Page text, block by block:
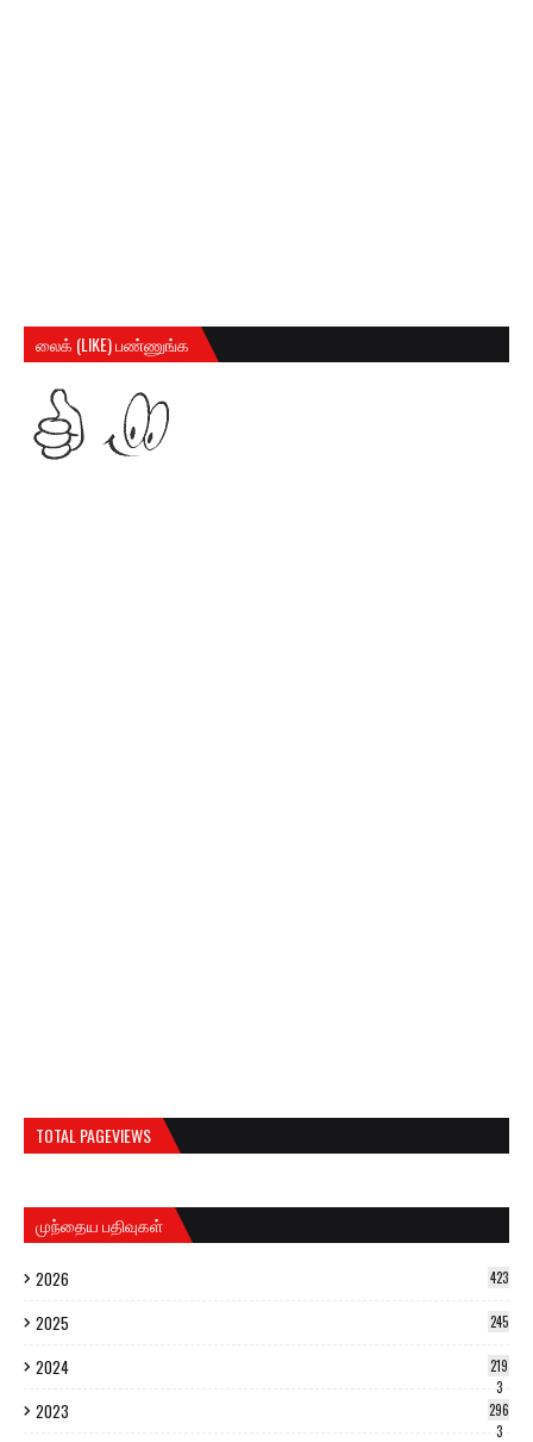
லைக் (LIKE) பண்ணுங்க
TOTAL PAGEVIEWS
முந்தைய பதிவுகள்
2026 423
2025 245
2024
219
3
2023
296
3